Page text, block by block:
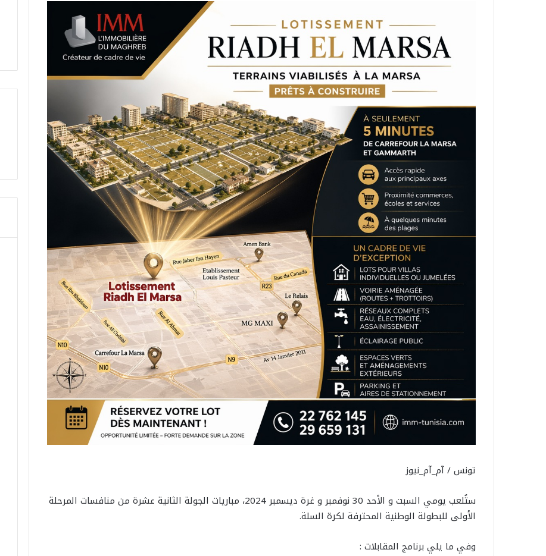
تونس / آم_آم_نيوز
ستُلعب يومي السبت و الأحد 30 نوفمبر و غرة ديسمبر 2024، مباريات الجولة الثانية عشرة من منافسات المرحلة
الأولى للبطولة الوطنية المحترفة لكرة السلة.
وفي ما يلي برنامج المقابلات :